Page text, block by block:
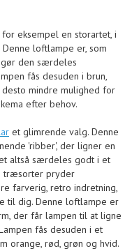
eksempel en storartet, i
. Denne loftlampe er, som
gør den særdeles
fås desuden i brun,
mindre mulighed for
efter behov.
et glimrende valg. Denne
'ribber', der ligner en
altså særdeles godt i et
træsorter pryder
farverig, retro indretning,
til dig. Denne loftlampe er
der får lampen til at ligne
fås desuden i et
orange, rød, grøn og hvid.